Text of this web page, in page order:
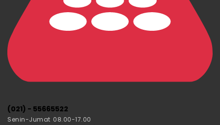
(021) - 55665522
Senin-Jumat 08.00-17.00